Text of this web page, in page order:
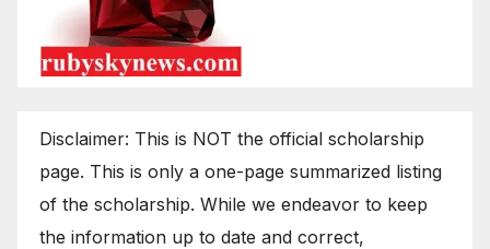
Disclaimer: This is NOT the official scholarship
page. This is only a one-page summarized listing
of the scholarship. While we endeavor to keep
the information up to date and correct,